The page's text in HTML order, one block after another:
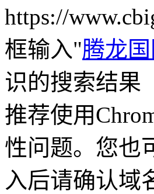
https://
框输入"腾龙
识的搜索结果
推荐使用
性问题。您也
入后请确认域